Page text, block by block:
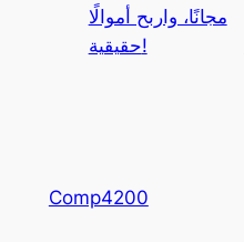
مجانًا، واربح أموالًا
حقيقية!
Comp4200